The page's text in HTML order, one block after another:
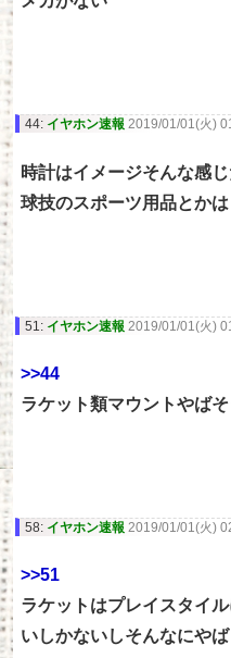
44: イヤホン速報 2019/01/01(火)
時計はイメージそんな感
球技のスポーツ用品とかは
51: イヤホン速報 2019/01/01(火)
>>44
ラケット類マウントやばそ
58: イヤホン速報 2019/01/01(火)
>>51
ラケットはプレイスタイ
いしかないしそんなにや